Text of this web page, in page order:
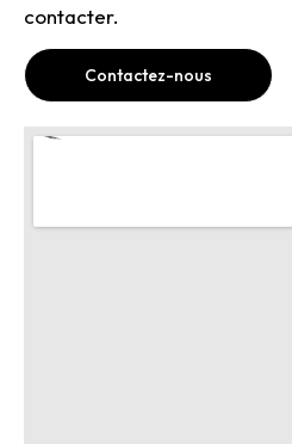
contacter.
Contactez-nous